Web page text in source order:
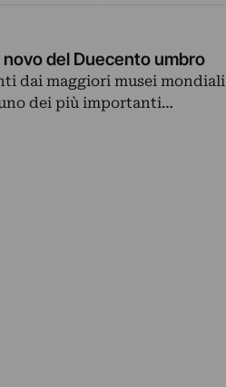
del Duecento umbro
dai maggiori musei mondiali
dei più importanti…